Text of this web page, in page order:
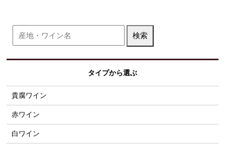
タイプから選ぶ
貴腐ワイン
赤ワイン
白ワイン